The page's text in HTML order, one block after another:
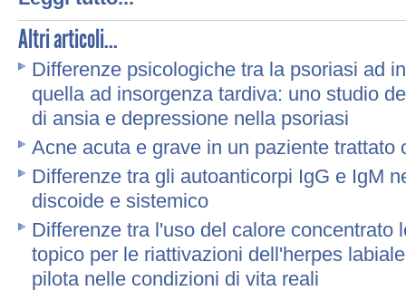
Altri articoli...
Differenze psicologiche tra la psoriasi ad
quella ad insorgenza tardiva: uno studio
di ansia e depressione nella psoriasi
Acne acuta e grave in un paziente trattato
Differenze tra gli autoanticorpi IgG e IgM
discoide e sistemico
Differenze tra l'uso del calore concentrato
topico per le riattivazioni dell'herpes
pilota nelle condizioni di vita reali